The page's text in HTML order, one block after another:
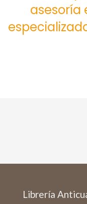
asesoría
Librería